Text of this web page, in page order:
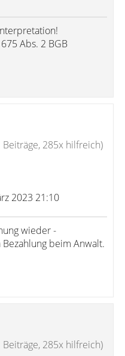
Abs. 2 BGB
Beiträge, 285x hilfreich)
2023 21:10
wieder -
beim Anwalt.
Beiträge, 285x hilfreich)